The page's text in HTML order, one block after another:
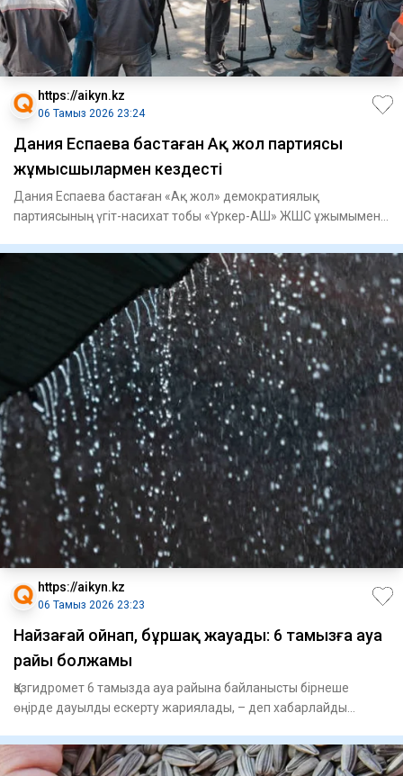
https://aikyn.kz
06 Тамыз 2026 23:24
Дания Еспаева бастаған Ақ жол партиясы
жұмысшылармен кездесті
Дания Еспаева бастаған «Ақ жол» демократиялық
партиясының үгіт-насихат тобы «Үркер-АШ» ЖШС ұжымымен
https://aikyn.kz
06 Тамыз 2026 23:23
Найзағай ойнап, бұршақ жауады: 6 тамызға ауа
райы болжамы
Қазгидромет 6 тамызда ауа райына байланысты бірнеше
өңірде дауылды ескерту жариялады, – деп хабарлайды